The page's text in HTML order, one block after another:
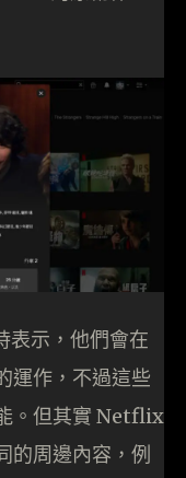
示，他們會在
運作，不過這些
。但其實 Netflix
的周邊內容，例